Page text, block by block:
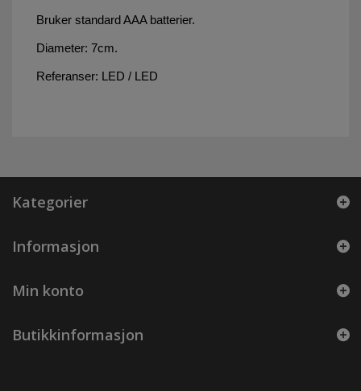
Bruker standard AAA batterier.
Diameter: 7cm.
Referanser: LED / LED
Kategorier
Informasjon
Min konto
Butikkinformasjon